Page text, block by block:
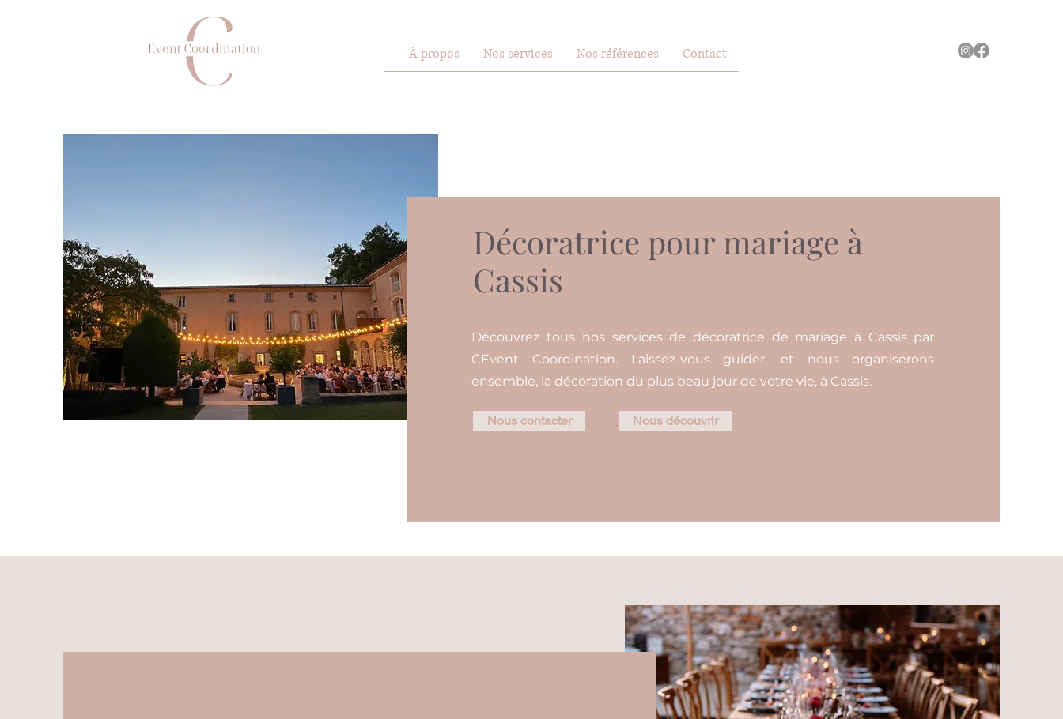
À propos Nos services Nos références Contact
Décoratrice pour mariage à
Cassis
Découvrez tous nos services de décoratrice de mariage à Cassis par
CEvent Coordination. Laissez-vous guider, et nous organiserons
ensemble, la décoration du plus beau jour de votre vie, à Cassis.
Nous contacter Nous découvrir